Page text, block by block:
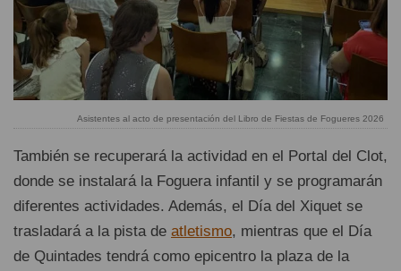
Asistentes al acto de presentación del Libro de Fiestas de Fogueres 2026
También se recuperará la actividad en el Portal del Clot,
donde se instalará la Foguera infantil y se programarán
diferentes actividades. Además, el Día del Xiquet se
trasladará a la pista de atletismo, mientras que el Día
de Quintades tendrá como epicentro la plaza de la